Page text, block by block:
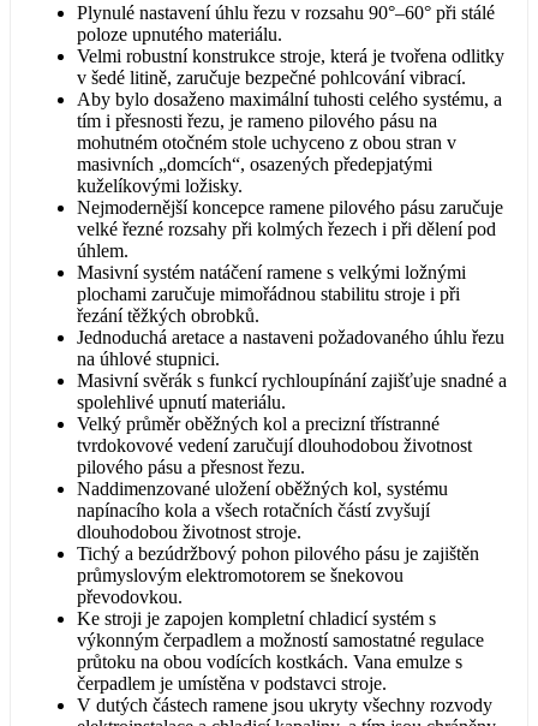
Plynulé nastavení úhlu řezu v rozsahu 90°–60° při stálé
poloze upnutého materiálu.
Velmi robustní konstrukce stroje, která je tvořena odlitky
v šedé litině, zaručuje bezpečné pohlcování vibrací.
Aby bylo dosaženo maximální tuhosti celého systému, a
tím i přesnosti řezu, je rameno pilového pásu na
mohutném otočném stole uchyceno z obou stran v
masivních „domcích“, osazených předepjatými
kuželíkovými ložisky.
Nejmodernější koncepce ramene pilového pásu zaručuje
velké řezné rozsahy při kolmých řezech i při dělení pod
úhlem.
Masivní systém natáčení ramene s velkými ložnými
plochami zaručuje mimořádnou stabilitu stroje i při
řezání těžkých obrobků.
Jednoduchá aretace a nastaveni požadovaného úhlu řezu
na úhlové stupnici.
Masivní svěrák s funkcí rychloupínání zajišťuje snadné a
spolehlivé upnutí materiálu.
Velký průměr oběžných kol a precizní třístranné
tvrdokovové vedení zaručují dlouhodobou životnost
pilového pásu a přesnost řezu.
Naddimenzované uložení oběžných kol, systému
napínacího kola a všech rotačních částí zvyšují
dlouhodobou životnost stroje.
Tichý a bezúdržbový pohon pilového pásu je zajištěn
průmyslovým elektromotorem se šnekovou
převodovkou.
Ke stroji je zapojen kompletní chladicí systém s
výkonným čerpadlem a možností samostatné regulace
průtoku na obou vodících kostkách. Vana emulze s
čerpadlem je umístěna v podstavci stroje.
V dutých částech ramene jsou ukryty všechny rozvody